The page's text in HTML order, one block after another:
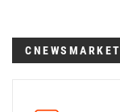
CNEWSMARKET